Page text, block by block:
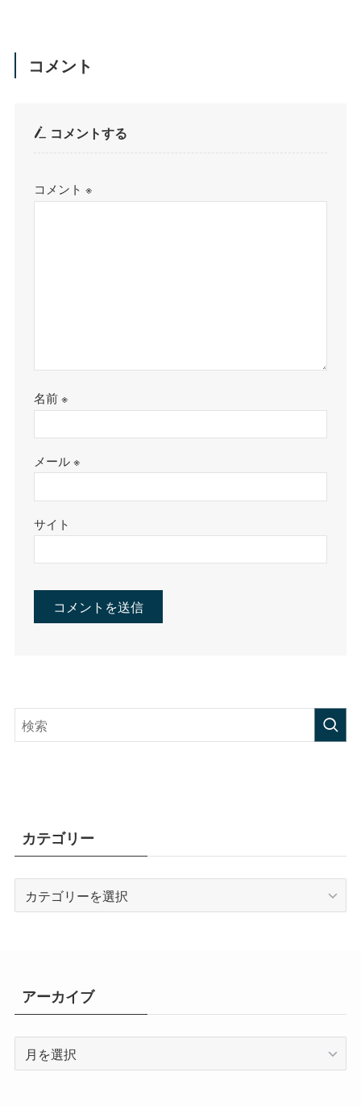
コメント
コメントする
コメント※
名前※
メール※
サイト
カテゴリー
テ
アーカイブ
ー